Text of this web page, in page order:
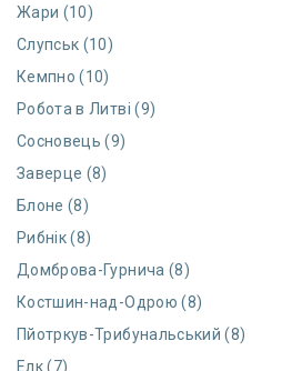
Жари (10)
Слупськ (10)
Кемпно (10)
Робота в Литві (9)
Сосновець (9)
Заверце (8)
Блоне (8)
Рибнік (8)
Домброва-Гурнича (8)
Костшин-над-Одрою (8)
Пйотркув-Трибунальський (8)
Елк (7)